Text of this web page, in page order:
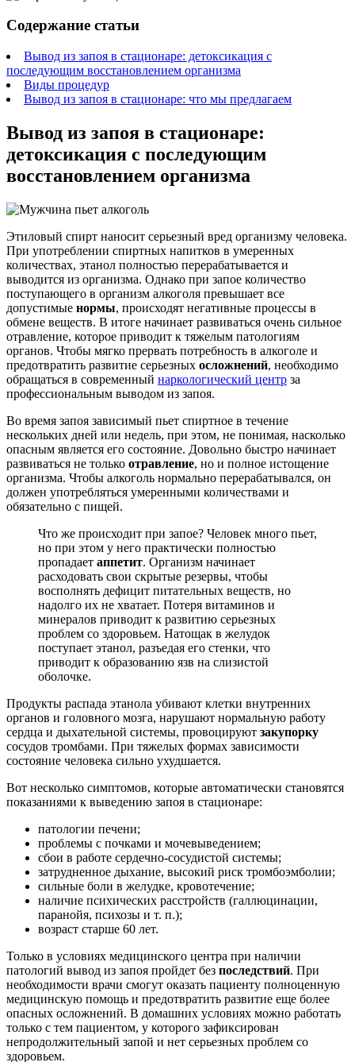
Содержание статьи
Вывод из запоя в стационаре: детоксикация с
последующим восстановлением организма
Виды процедур
Вывод из запоя в стационаре: что мы предлагаем
Вывод из запоя в стационаре:
детоксикация с последующим
восстановлением организма
Этиловый спирт наносит серьезный вред организму человека.
При употреблении спиртных напитков в умеренных
количествах, этанол полностью перерабатывается и
выводится из организма. Однако при запое количество
поступающего в организм алкоголя превышает все
допустимые нормы, происходят негативные процессы в
обмене веществ. В итоге начинает развиваться очень сильное
отравление, которое приводит к тяжелым патологиям
органов. Чтобы мягко прервать потребность в алкоголе и
предотвратить развитие серьезных осложнений, необходимо
обращаться в современный наркологический центр за
профессиональным выводом из запоя.
Во время запоя зависимый пьет спиртное в течение
нескольких дней или недель, при этом, не понимая, насколько
опасным является его состояние. Довольно быстро начинает
развиваться не только отравление, но и полное истощение
организма. Чтобы алкоголь нормально перерабатывался, он
должен употребляться умеренными количествами и
обязательно с пищей.
Что же происходит при запое? Человек много пьет,
но при этом у него практически полностью
пропадает аппетит. Организм начинает
расходовать свои скрытые резервы, чтобы
восполнять дефицит питательных веществ, но
надолго их не хватает. Потеря витаминов и
минералов приводит к развитию серьезных
проблем со здоровьем. Натощак в желудок
поступает этанол, разъедая его стенки, что
приводит к образованию язв на слизистой
оболочке.
Продукты распада этанола убивают клетки внутренних
органов и головного мозга, нарушают нормальную работу
сердца и дыхательной системы, провоцируют закупорку
сосудов тромбами. При тяжелых формах зависимости
состояние человека сильно ухудшается.
Вот несколько симптомов, которые автоматически становятся
показаниями к выведению запоя в стационаре:
патологии печени;
проблемы с почками и мочевыведением;
сбои в работе сердечно-сосудистой системы;
затрудненное дыхание, высокий риск тромбоэмболии;
сильные боли в желудке, кровотечение;
наличие психических расстройств (галлюцинации,
паранойя, психозы и т. п.);
возраст старше 60 лет.
Только в условиях медицинского центра при наличии
патологий вывод из запоя пройдет без последствий. При
необходимости врачи смогут оказать пациенту полноценную
медицинскую помощь и предотвратить развитие еще более
опасных осложнений. В домашних условиях можно работать
только с тем пациентом, у которого зафиксирован
непродолжительный запой и нет серьезных проблем со
здоровьем.